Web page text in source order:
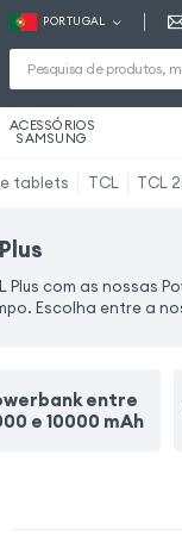
PORTUGAL
ACESSÓRIOS
SAMSUNG
tablets TCL TCL
Plus com as nossas
Escolha entre a
entre
e 10000 mAh